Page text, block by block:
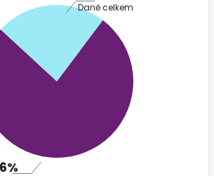
Daně celkem